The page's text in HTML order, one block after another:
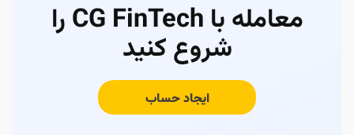
معامله با CG FinTech را
شروع کنید
ایجاد حساب